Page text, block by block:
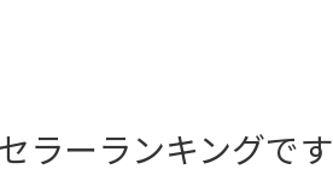
ラーランキングです